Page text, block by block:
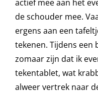
actief mee aan het
de schouder mee.
ergens aan een
tekenen. Tijdens een
zomaar zijn dat ik
tekentablet, wat
alweer vertrek naar